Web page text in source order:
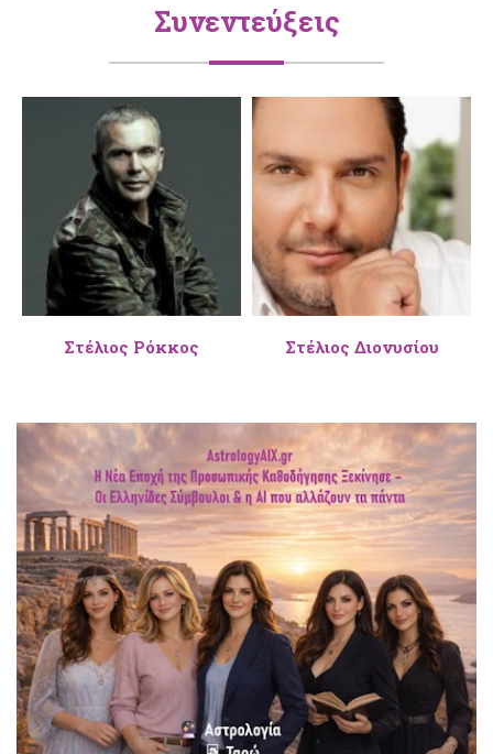
Συνεντεύξεις
Στέλιος Διονυσίου Πέγκυ Ζήνα